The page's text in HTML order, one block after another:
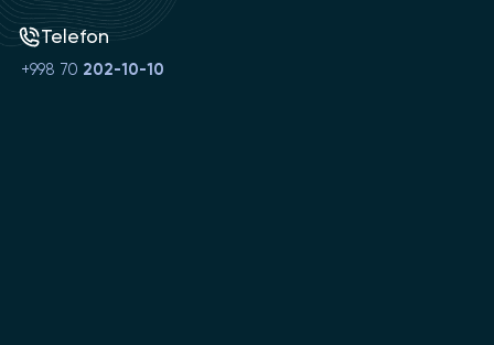
Telefon
+998 70 202-10-10